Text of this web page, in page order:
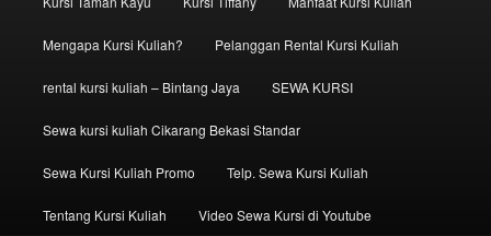
Mengapa Kursi Kuliah? Pelanggan Rental Kursi Kuliah
rental kursi kuliah – Bintang Jaya SEWA KURSI
Sewa kursi kuliah Cikarang Bekasi Standar
Sewa Kursi Kuliah Promo Telp. Sewa Kursi Kuliah
Tentang Kursi Kuliah Video Sewa Kursi di Youtube